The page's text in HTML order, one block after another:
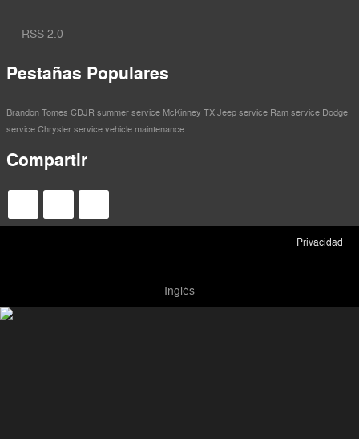
RSS 2.0
Pestañas Populares
Brandon Tomes CDJR summer service McKinney TX Jeep service Ram service Dodge
service Chrysler service vehicle maintenance
Compartir
Privacidad
Inglés